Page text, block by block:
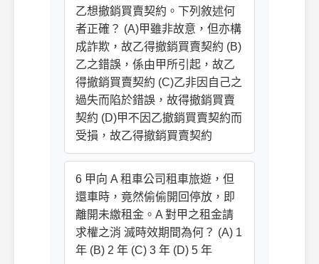
乙想撤銷買賣契約。下列敘述何
者正確？ (A)甲雖非故意，但亦構
成詐欺，故乙得撤銷買賣契約 (B)
乙之錯誤，係由甲所引起，故乙
得撤銷買賣契約 (C)乙非因自己之
過失而陷於錯誤，故得撤銷買賣
契約 (D)甲不因乙撤銷買賣契約而
受損，故乙得撤銷買賣契約
6 甲向 A 租車公司租車旅遊，但
還車時，竟然偷偷開回停放，即
離開未繳租金。A 對甲之租金請
求權之消 滅時效期間為何？ (A) 1
年 (B) 2 年 (C) 3 年 (D) 5 年